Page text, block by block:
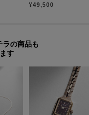
¥49,500
ラの商品も
す